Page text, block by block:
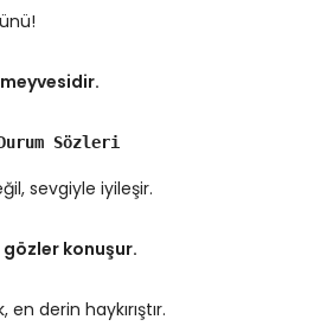
Sözleri
sevgiyle iyileşir.
konuşur.
derin haykırıştır.